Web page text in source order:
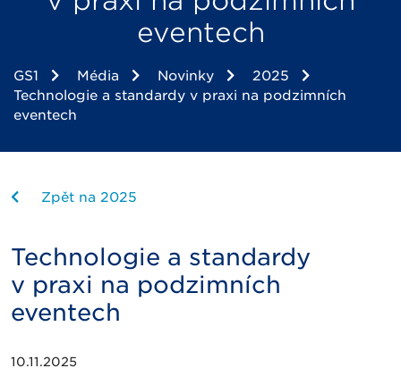
eventech
GS1 Média Novinky
2025
Technologie a standardy v praxi na podzimních
eventech
Zpět na 2025
Technologie a standardy
v praxi na podzimních
eventech
10.11.2025